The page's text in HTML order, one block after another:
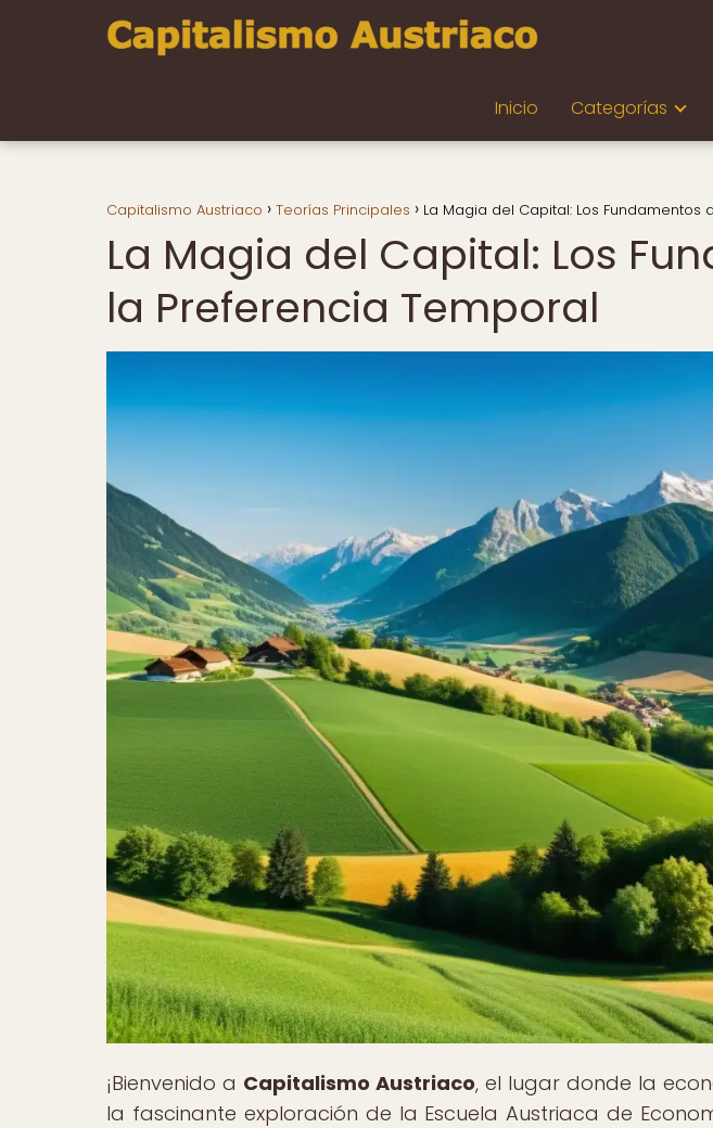
Inicio Categorías
Capitalismo Austriaco Teorías Principales La Magia del Capital: Los
La Magia del Capital: Los
la Preferencia Temporal
¡Bienvenido a Capitalismo Austriaco, el lugar donde la
la fascinante exploración de la Escuela Austriaca de